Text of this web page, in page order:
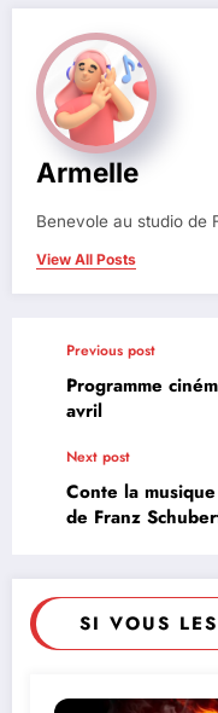
Armelle
Benevole au studio de
View All Posts
Previous post
Programme
avril
Next post
Conte la
de Franz
SI VOUS